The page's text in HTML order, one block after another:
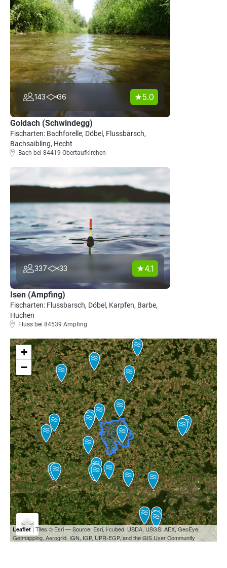
143 36 5.0
Goldach (Schwindegg)
Fischarten: Bachforelle, Döbel, Flussbarsch,
Bachsaibling, Hecht
Bach bei 84419 Obertaufkirchen
337 33 4.1
Isen (Ampfing)
Fischarten: Flussbarsch, Döbel, Karpfen, Barbe,
Huchen
Fluss bei 84539 Ampfing
+
−
Leaflet| Tiles © Esri — Source: Esri, i-cubed, USDA, USGS, AEX, GeoEye,
Getmapping, Aerogrid, IGN, IGP, UPR-EGP, and the GIS User Community